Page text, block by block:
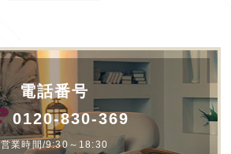
電話番号
0120-830-369
営業時間/9:30～18:30